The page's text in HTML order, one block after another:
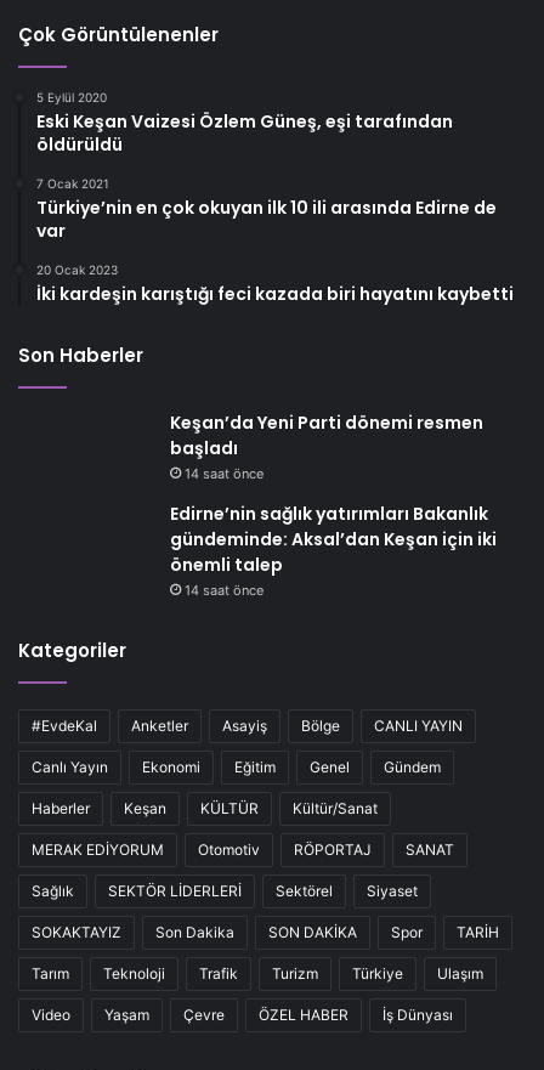
Çok Görüntülenenler
5 Eylül 2020
Eski Keşan Vaizesi Özlem Güneş, eşi tarafından
öldürüldü
7 Ocak 2021
Türkiye’nin en çok okuyan ilk 10 ili arasında Edirne de
var
20 Ocak 2023
İki kardeşin karıştığı feci kazada biri hayatını kaybetti
Son Haberler
Keşan’da Yeni Parti dönemi resmen
başladı
14 saat önce
Edirne’nin sağlık yatırımları Bakanlık
gündeminde: Aksal’dan Keşan için iki
önemli talep
14 saat önce
Kategoriler
#EvdeKal Anketler Asayiş Bölge CANLI YAYIN
Canlı Yayın Ekonomi Eğitim Genel Gündem
Haberler Keşan KÜLTÜR Kültür/Sanat
MERAK EDİYORUM Otomotiv RÖPORTAJ SANAT
Sağlık SEKTÖR LİDERLERİ Sektörel Siyaset
SOKAKTAYIZ Son Dakika SON DAKİKA Spor TARİH
Tarım Teknoloji Trafik Turizm Türkiye Ulaşım
Video Yaşam Çevre ÖZEL HABER İş Dünyası